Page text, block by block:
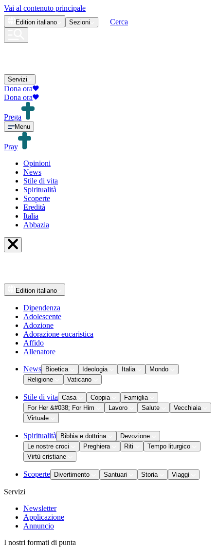
Vai al contenuto principale
Edition italiano Sezioni Cerca
Servizi
Dona ora
Dona ora
Prega
Menu
Pray
Opinioni
News
Stile di vita
Spiritualità
Scoperte
Eredità
Italia
Abbazia
Edition italiano
Dipendenza
Adolescente
Adozione
Adorazione eucaristica
Affido
Allenatore
News Bioetica Ideologia Italia
Mondo
Religione
Vaticano
Stile di vita Casa Coppia
Famiglia
For Her &#038; For Him
Lavoro Salute
Vecchiaia
Virtuale
Spiritualità Bibbia e dottrina
Devozione
Le nostre croci
Preghiera Riti
Tempo liturgico
Virtù cristiane
Scoperte Divertimento Santuari Storia Viaggi
Servizi
Newsletter
Applicazione
Annuncio
I nostri formati di punta